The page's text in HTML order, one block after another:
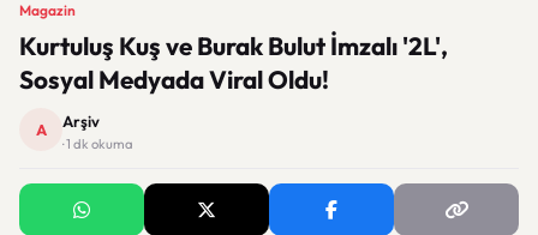
Magazin
Kurtuluş Kuş ve Burak Bulut İmzalı '2L',
Sosyal Medyada Viral Oldu!
A Arşiv
· 1 dk okuma